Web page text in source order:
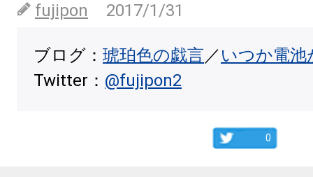
fujipon
2017/1/31
ブログ： 琥珀色の戯言／いつか電
Twitter： @fujipon2
0